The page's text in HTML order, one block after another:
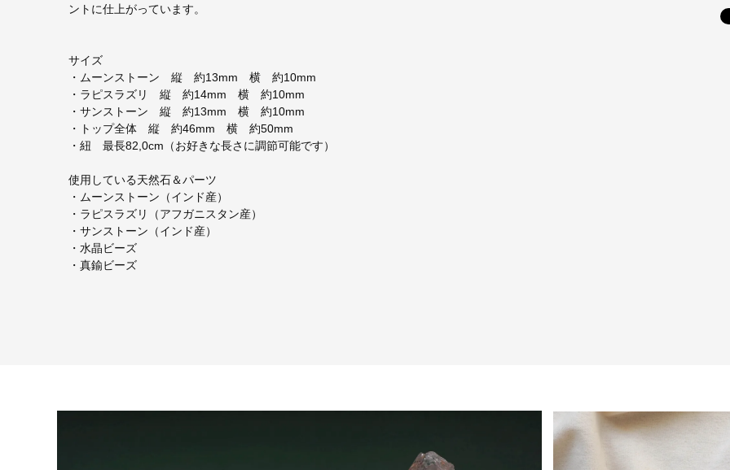
ントに仕上がっています。
サイズ
・ムーンストーン 縦 約13mm 横 約10mm
・ラピスラズリ 縦 約14mm 横 約10mm
・サンストーン 縦 約13mm 横 約10mm
・トップ全体 縦 約46mm 横 約50mm
・紐 最長82,0cm（お好きな長さに調節可能です）
使用している天然石＆パーツ
・ムーンストーン（インド産）
・ラピスラズリ（アフガニスタン産）
・サンストーン（インド産）
・水晶ビーズ
・真鍮ビーズ